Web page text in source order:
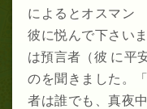
によるとオスマ
彼に悦んで下さい
は預言者（彼 に平
のを聞きました。
者は誰でも、真夜